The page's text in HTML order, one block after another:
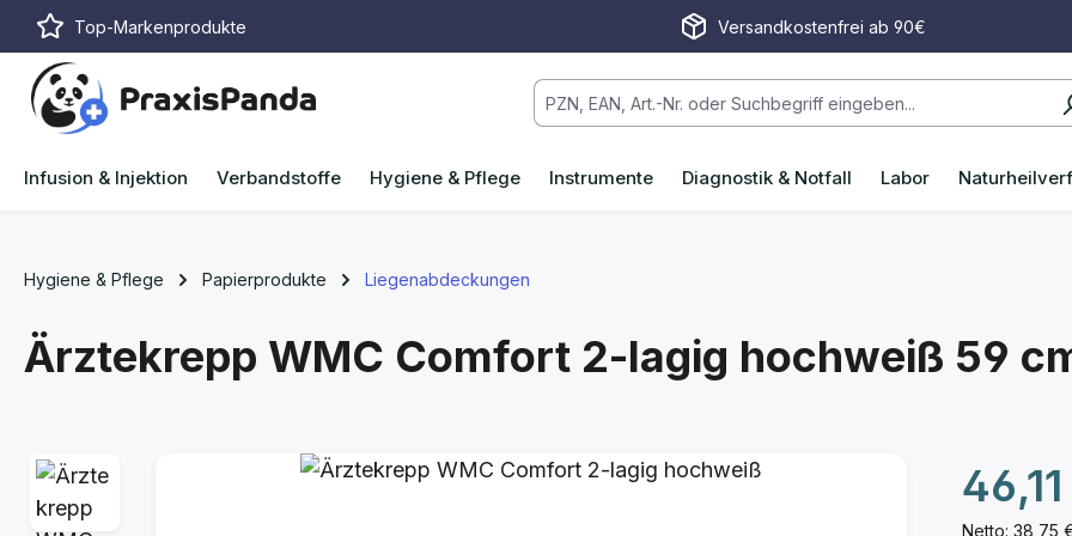
Hauptinhalt springen
Zur Suche springen
Zur Hauptnavigation springen
Top-Markenprodukte Versandkostenfrei ab 90€
Infusion & Injektion Verbandstoffe Hygiene & Pflege Instrumente Diagnostik & Notfall Labor
Hygiene & Pflege Papierprodukte Liegenabdeckungen
Ärztekrepp WMC Comfort 2-lagig hochweiß 59
Bildergalerie überspringen
Netto: 38,75
Regulärer